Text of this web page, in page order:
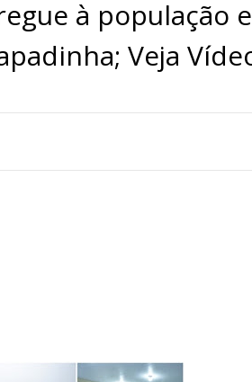
à população
Veja